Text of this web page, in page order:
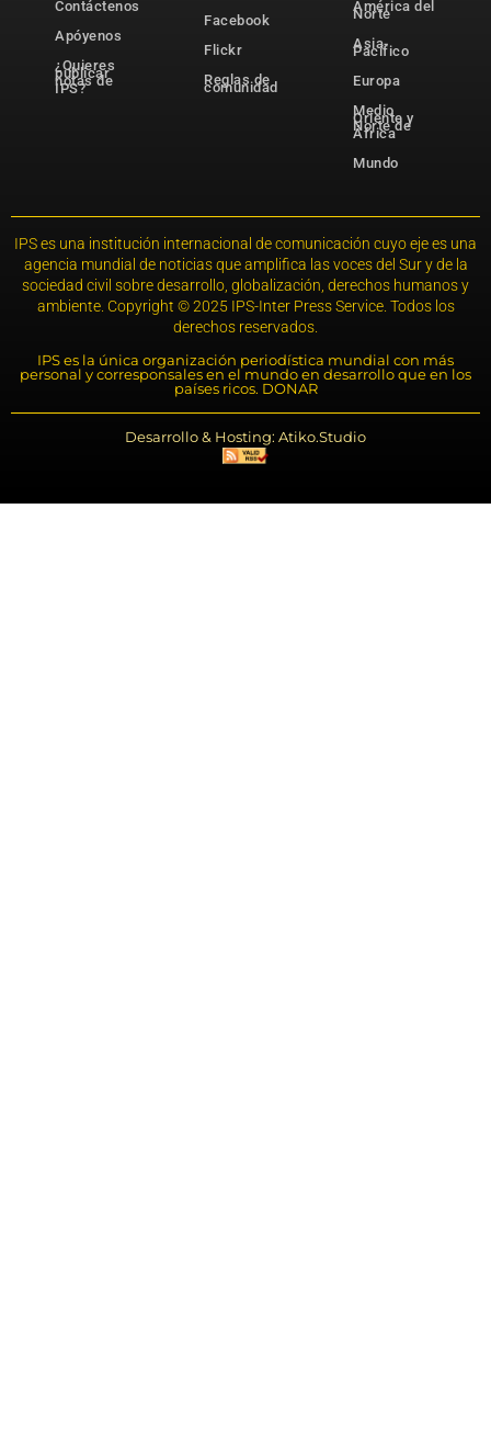
Contáctenos
Apóyenos
¿Quieres
publicar
notas de
IPS?
Facebook
Flickr
Reglas de
comunidad
América del
Norte
Asia-
Pacífico
Europa
Medio
Oriente y
Norte de
África
Mundo
IPS es una institución internacional de comunicación cuyo eje es una
agencia mundial de noticias que amplifica las voces del Sur y de la
sociedad civil sobre desarrollo, globalización, derechos humanos y
ambiente. Copyright © 2025 IPS-Inter Press Service. Todos los
derechos reservados.
IPS es la única organización periodística mundial con más
personal y corresponsales en el mundo en desarrollo que en los
países ricos. DONAR
Desarrollo & Hosting: Atiko.Studio